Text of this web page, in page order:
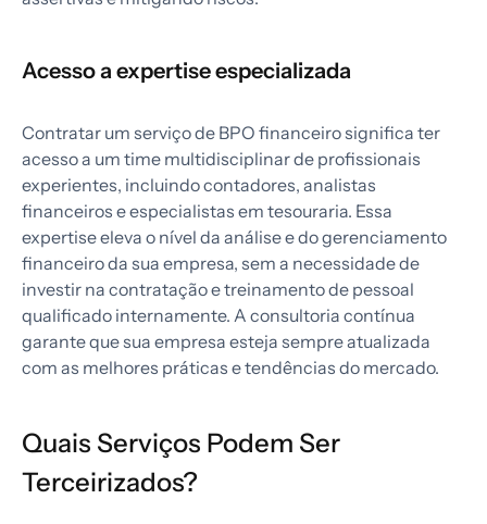
Acesso a expertise especializada
Contratar um serviço de BPO financeiro significa ter
acesso a um time multidisciplinar de profissionais
experientes, incluindo contadores, analistas
financeiros e especialistas em tesouraria. Essa
expertise eleva o nível da análise e do gerenciamento
financeiro da sua empresa, sem a necessidade de
investir na contratação e treinamento de pessoal
qualificado internamente. A consultoria contínua
garante que sua empresa esteja sempre atualizada
com as melhores práticas e tendências do mercado.
Quais Serviços Podem Ser
Terceirizados?